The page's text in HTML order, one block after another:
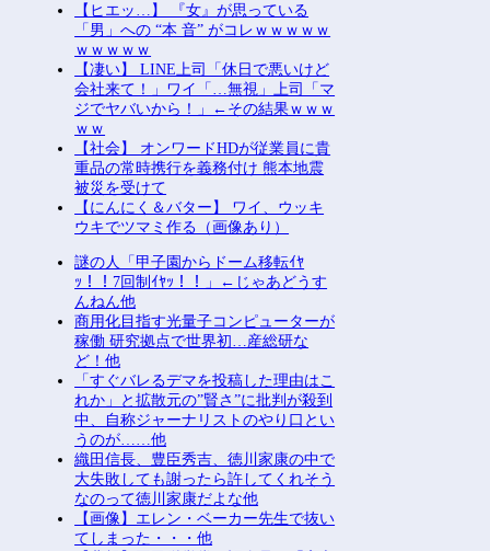
【ヒエッ…】 『女』が思っている
「男」への “本 音” がコレｗｗｗｗｗ
ｗｗｗｗｗ
【凄い】 LINE上司「休日で悪いけど
会社来て！」ワイ「…無視」上司「マ
ジでヤバいから！」←その結果ｗｗｗ
ｗｗ
【社会】 オンワードHDが従業員に貴
重品の常時携行を義務付け 熊本地震
被災を受けて
【にんにく＆バター】 ワイ、ウッキ
ウキでツマミ作る（画像あり）
謎の人「甲子園からドーム移転ｲﾔ
ｯ！！7回制ｲﾔｯ！！」←じゃあどうす
んねん他
商用化目指す光量子コンピューターが
稼働 研究拠点で世界初…産総研な
ど！他
「すぐバレるデマを投稿した理由はこ
れか」と拡散元の”賢さ”に批判が殺到
中、自称ジャーナリストのやり口とい
うのが……他
織田信長、豊臣秀吉、徳川家康の中で
大失敗しても謝ったら許してくれそう
なのって徳川家康だよな他
【画像】エレン・ベーカー先生で抜い
てしまった・・・他